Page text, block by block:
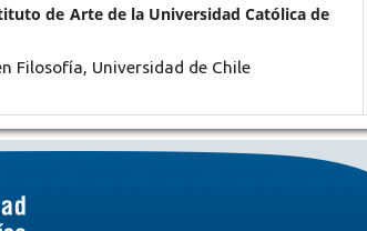
de Arte de la Universidad Católica de
Filosofía, Universidad de Chile